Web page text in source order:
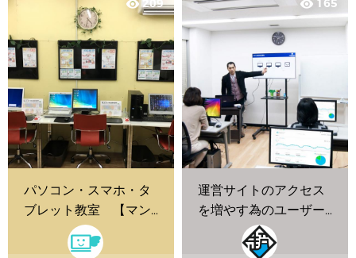
visibility 209
パソコン・スマホ・タ
ブレット教室 【マン
ツーマンレッスン】
visibility 165
運営サイトのアクセス
を増やす為のユーザー
解析セミナー